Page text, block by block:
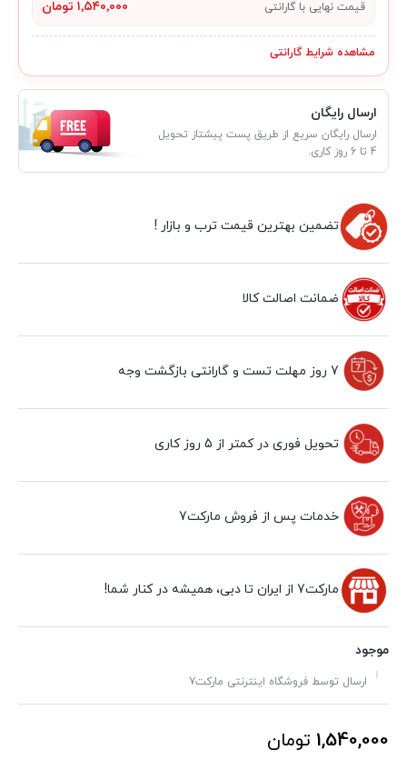
قیمت نهایی با گارانتی ۱٬۵۴۰٬۰۰۰ تومان
مشاهده شرایط گارانتی
ارسال رایگان
ارسال رایگان سریع از طریق پست پیشتاز تحویل
4 تا 6 روز کاری.
تضمین بهترین قیمت ترب و بازار !
ضمانت اصالت کالا
7 روز مهلت تست و گارانتی بازگشت وجه
تحویل فوری در کمتر از 5 روز کاری
خدمات پس از فروش مارکت7
مارکت7 از ایران تا دبی، همیشه در کنار شما!
موجود
ارسال توسط فروشگاه اینترنتی مارکت7
1,540,000 تومان